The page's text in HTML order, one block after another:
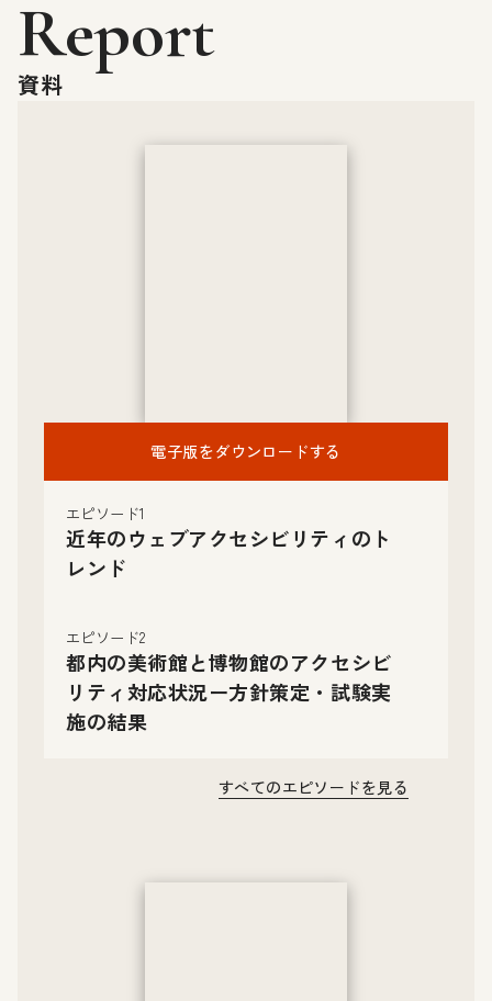
Report
資料
電子版をダウンロードする
エピソード1
近年のウェブアクセシビリティのト
レンド
エピソード2
都内の美術館と博物館のアクセシビ
リティ対応状況ー方針策定・試験実
施の結果
すべてのエピソードを見る